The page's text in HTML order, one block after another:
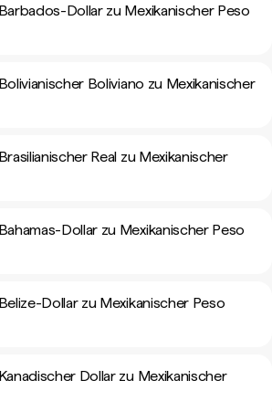
Dollar zu Mexikanischer Peso
Boliviano zu Mexikanischer
Real zu Mexikanischer
Dollar zu Mexikanischer Peso
Dollar zu Mexikanischer Peso
Dollar zu Mexikanischer